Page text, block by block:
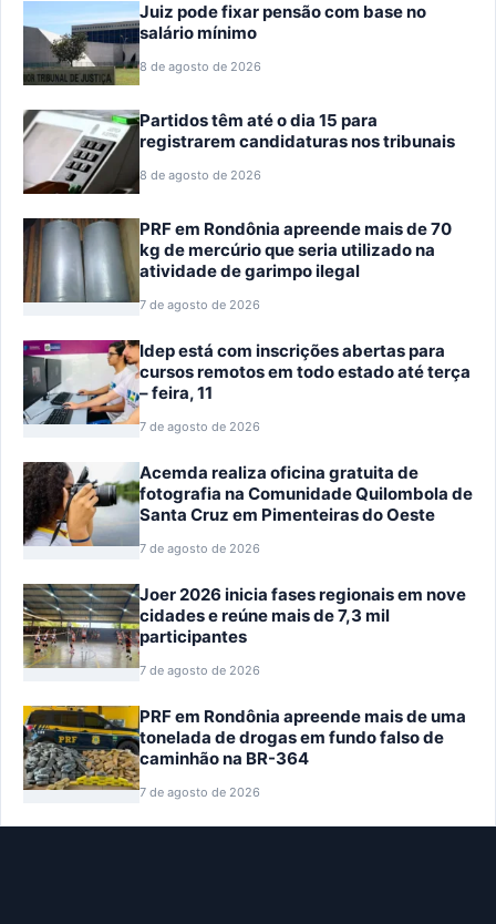
Juiz pode fixar pensão com base no
salário mínimo
8 de agosto de 2026
Partidos têm até o dia 15 para
registrarem candidaturas nos tribunais
8 de agosto de 2026
PRF em Rondônia apreende mais de 70
kg de mercúrio que seria utilizado na
atividade de garimpo ilegal
7 de agosto de 2026
Idep está com inscrições abertas para
cursos remotos em todo estado até terça
– feira, 11
7 de agosto de 2026
Acemda realiza oficina gratuita de
fotografia na Comunidade Quilombola de
Santa Cruz em Pimenteiras do Oeste
7 de agosto de 2026
Joer 2026 inicia fases regionais em nove
cidades e reúne mais de 7,3 mil
participantes
7 de agosto de 2026
PRF em Rondônia apreende mais de uma
tonelada de drogas em fundo falso de
caminhão na BR-364
7 de agosto de 2026